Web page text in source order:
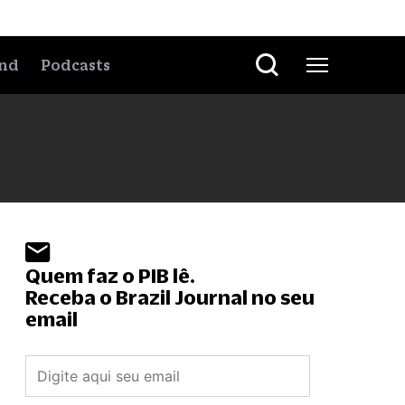
Podcasts
Quem faz o PIB lê.
Receba o Brazil Journal no seu
email